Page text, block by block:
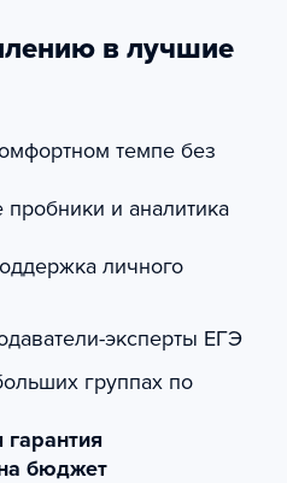
в лучшие
темпе без
и аналитика
личного
эксперты ЕГЭ
группах по
бюджет